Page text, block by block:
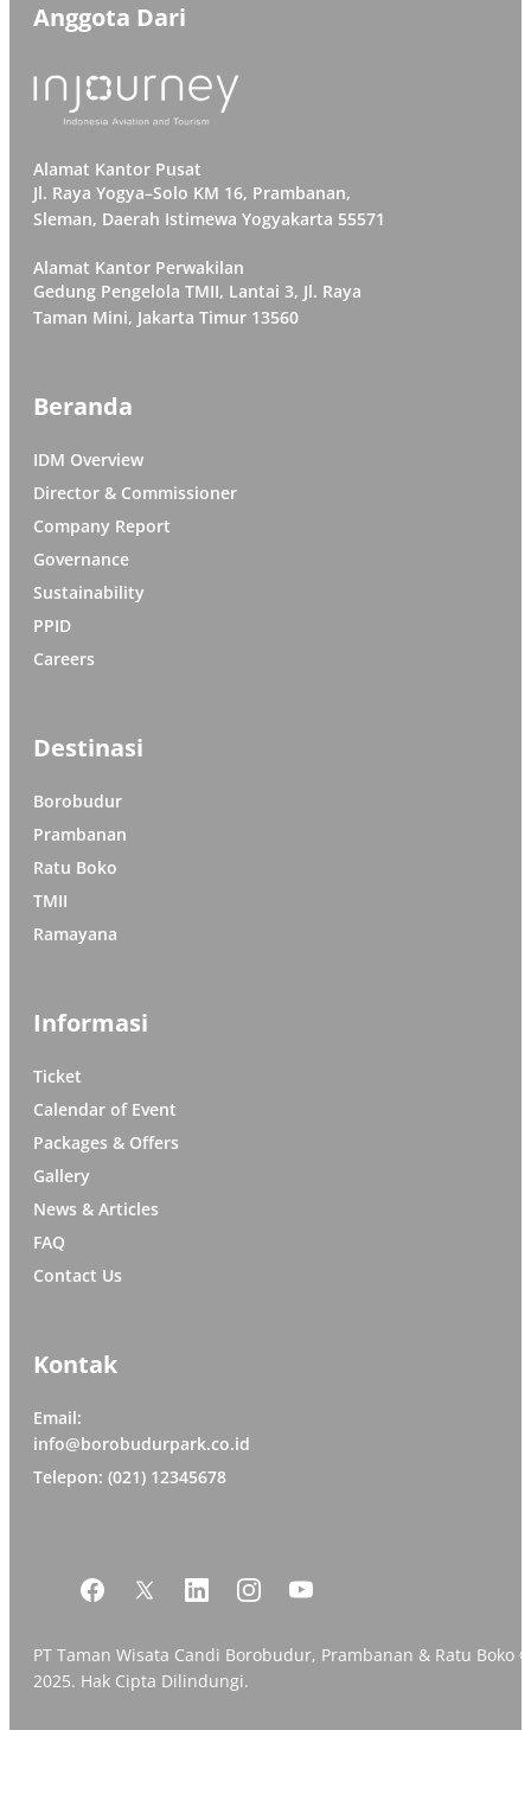
Anggota Dari
Alamat Kantor Pusat
Jl. Raya Yogya–Solo KM 16, Prambanan,
Sleman, Daerah Istimewa Yogyakarta 55571
Alamat Kantor Perwakilan
Gedung Pengelola TMII, Lantai 3, Jl. Raya
Taman Mini, Jakarta Timur 13560
Beranda
IDM Overview
Director & Commissioner
Company Report
Governance
Sustainability
PPID
Careers
Destinasi
Borobudur
Prambanan
Ratu Boko
TMII
Ramayana
Informasi
Ticket
Calendar of Event
Packages & Offers
Gallery
News & Articles
FAQ
Contact Us
Kontak
Email:
info@borobudurpark.co.id
Telepon: (021) 12345678
PT Taman Wisata Candi Borobudur, Prambanan & Ratu Boko
2025. Hak Cipta Dilindungi.